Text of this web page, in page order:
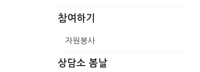
참여하기
자원봉사
상담소 봄날